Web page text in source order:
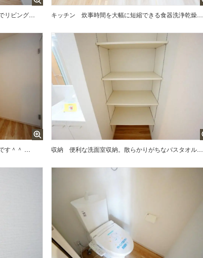
対面式キッチンなのでリビングにいるご家族とコミュニケーションを取りながら洗い物や、お料理が楽しめそうですね＾＾ キッチン 炊事時間を大幅に短縮できる食器洗浄乾燥機付き＾＾食器を洗う手間が減るので家族とのコミュニケーションの時間や自分の時間が増えますね。
三面鏡裏収納付き洗面化粧台です＾＾ 歯磨きセットやスキンケア用品などの収納に便利ですね。 生活感も隠すことができ、来客時にも安心です。 収納 便利な洗面室収納。散らかりがちなバスタオルや清掃用品、化粧品や予備のシャンプー等もきれいに整頓できますね。